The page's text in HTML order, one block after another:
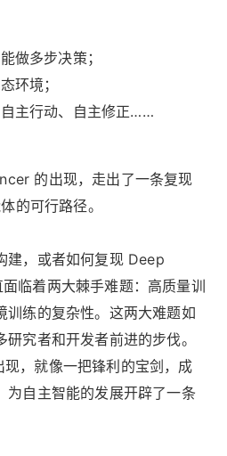
做多步决策；
环境；
主行动、自主修正……
的出现，走出了一条复现
的可行路径。
建，或者如何复现 Deep
临着两大棘手难题：高质量训
训练的复杂性。这两大难题如
究者和开发者前进的步伐。
，就像一把锋利的宝剑，成
为自主智能的发展开辟了一条